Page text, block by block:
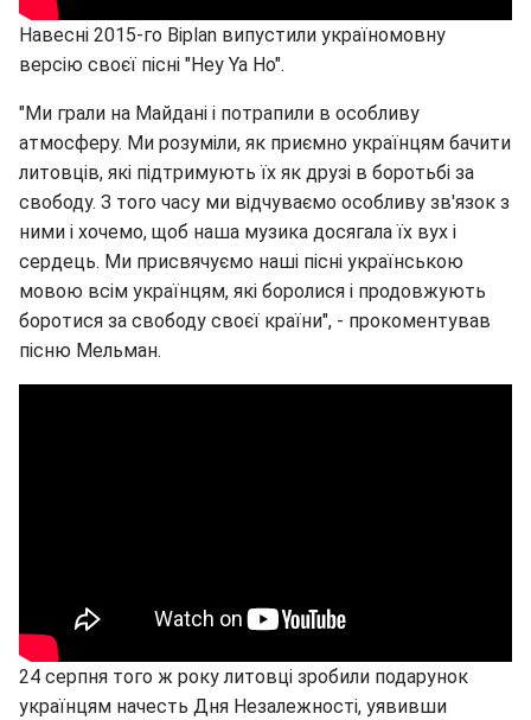
Навесні 2015-го Biplan випустили україномовну
версію своєї пісні "Hey Ya Ho".
"Ми грали на Майдані і потрапили в особливу
атмосферу. Ми розуміли, як приємно українцям бачити
литовців, які підтримують їх як друзі в боротьбі за
свободу. З того часу ми відчуваємо особливу зв'язок з
ними і хочемо, щоб наша музика досягала їх вух і
сердець. Ми присвячуємо наші пісні українською
мовою всім українцям, які боролися і продовжують
боротися за свободу своєї країни", - прокоментував
пісню Мельман.
24 серпня того ж року литовці зробили подарунок
українцям начесть Дня Незалежності, уявивши